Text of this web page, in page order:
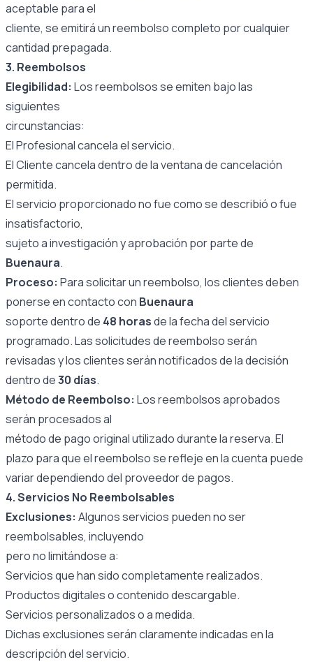
aceptable para el
cliente, se emitirá un reembolso completo por cualquier
cantidad prepagada.
3. Reembolsos
Elegibilidad: Los reembolsos se emiten bajo las
siguientes
circunstancias:
El Profesional cancela el servicio.
El Cliente cancela dentro de la ventana de cancelación
permitida.
El servicio proporcionado no fue como se describió o fue
insatisfactorio,
sujeto a investigación y aprobación por parte de
Buenaura.
Proceso: Para solicitar un reembolso, los clientes deben
ponerse en contacto con Buenaura
soporte dentro de 48 horasde la fecha del servicio
programado. Las solicitudes de reembolso serán
revisadas y los clientes serán notificados de la decisión
dentro de30 días.
Método de Reembolso: Los reembolsos aprobados
serán procesados al
método de pago original utilizado durante la reserva. El
plazo para que el reembolso se refleje en la cuenta puede
variar dependiendo del proveedor de pagos.
4. Servicios No Reembolsables
Exclusiones: Algunos servicios pueden no ser
reembolsables, incluyendo
pero no limitándose a:
Servicios que han sido completamente realizados.
Productos digitales o contenido descargable.
Servicios personalizados o a medida.
Dichas exclusiones serán claramente indicadas en la
descripción del servicio.